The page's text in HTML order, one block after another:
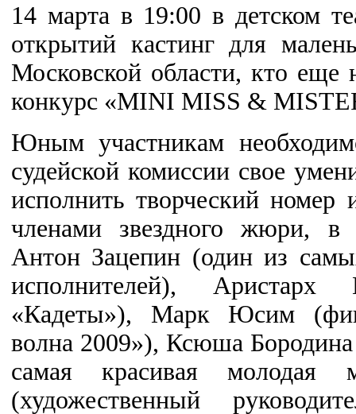
14 марта в 19:00 в детском
открытий кастинг для
Московской области, кто еще
конкурс «MINI MISS &
Юным участникам
судейской комиссии свое
исполнить творческий номер
членами звездного жюри, в
Антон Зацепин (один из
исполнителей),
«Кадеты»), Марк Юсим
волна 2009»), Ксюша Бородина
самая красивая
(художественный